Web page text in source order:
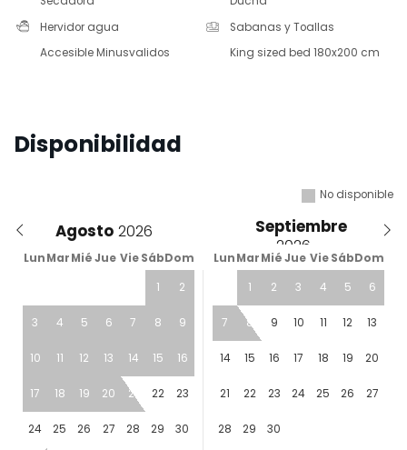
Hervidor agua
Sabanas y Toallas
Accesible Minusvalidos
King sized bed 180x200 cm
Disponibilidad
No disponible
Agosto Septiembre
LunMarMiéJue Vie SábDom LunMarMiéJue Vie SábDom
1 2
3 4 5 6 7 8 9
10 11 12 13 14 15 16
17 18 19 20 21 22 23
24 25 26 27 28 29 30
1 2 3 4 5 6
7 8 9 10 11 12 13
14 15 16 17 18 19 20
21 22 23 24 25 26 27
28 29 30